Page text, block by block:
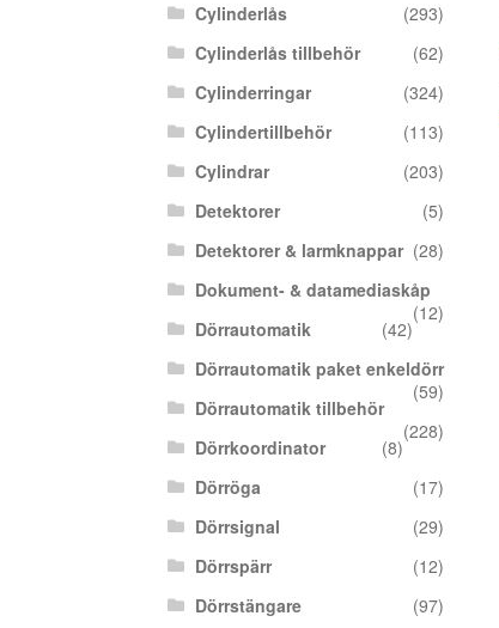
Cylinderlås
(293)
Cylinderlås tillbehör
(62)
Cylinderringar
(324)
Cylindertillbehör
(113)
Cylindrar
(203)
Detektorer
(5)
Detektorer & larmknappar (28)
Dokument- & datamediaskåp
(12)
Dörrautomatik
(42)
Dörrautomatik paket enkeldörr
(59)
Dörrautomatik tillbehör
(228)
Dörrkoordinator
(8)
Dörröga
(17)
Dörrsignal
(29)
Dörrspärr
(12)
Dörrstängare
(97)